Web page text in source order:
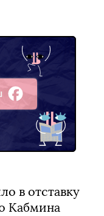
в отставку
Кабмина